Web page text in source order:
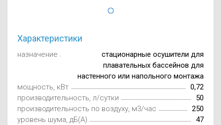
Характеристики
назначение
стационарные осушители для
плавательных бассейнов для
настенного или напольного монтажа
мощность, кВт
0,72
производительность, л/сутки
50
производительность по воздуху, м3/час
250
уровень шума, дБ(А)
47